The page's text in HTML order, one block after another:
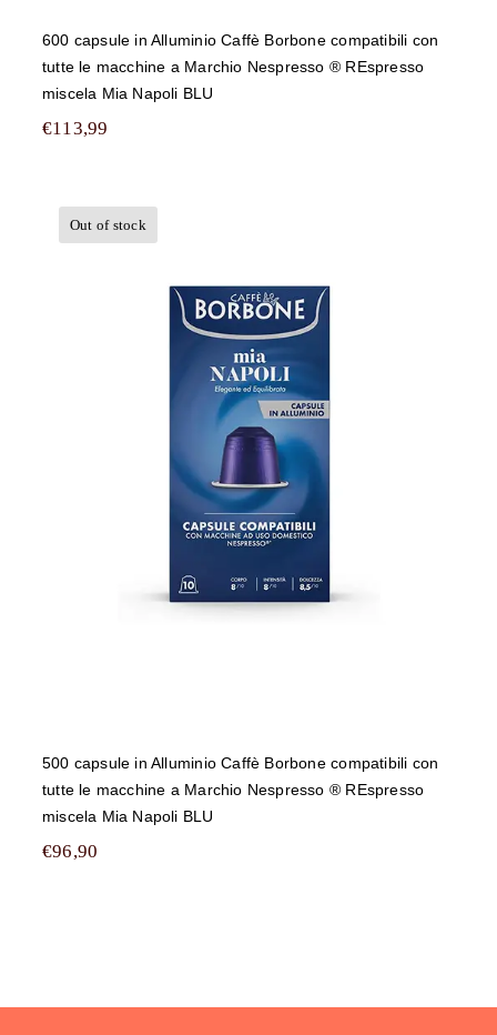
600 capsule in Alluminio Caffè Borbone compatibili con
tutte le macchine a Marchio Nespresso ® REspresso
miscela Mia Napoli BLU
€113,99
Out of stock
500 capsule in Alluminio Caffè
Borbone compatibili con tutte le
macchine a Marchio Nespresso ®
REspresso miscela Mia Napoli BLU
500 capsule in Alluminio Caffè Borbone compatibili con
tutte le macchine a Marchio Nespresso ® REspresso
miscela Mia Napoli BLU
€96,90